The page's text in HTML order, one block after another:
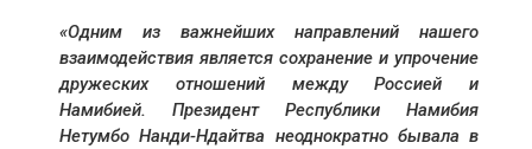
«Одним из важнейших направлений нашего
взаимодействия является сохранение и упрочение
дружеских отношений между Россией и
Намибией. Президент Республики Намибия
Нетумбо Нанди-Ндайтва неоднократно бывала в